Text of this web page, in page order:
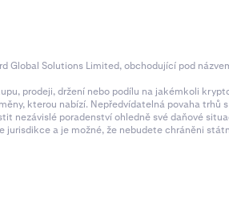
Solutions Limited, obchodující pod
prodeji, držení nebo podílu na jakémkoli
kterou nabízí. Nepředvídatelná povaha
nezávislé poradenství ohledně své daňové
a je možné, že nebudete chráněni